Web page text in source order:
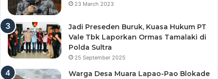
23 March 2023
Jadi Preseden Buruk, Kuasa Hukum PT
Vale Tbk Laporkan Ormas Tamalaki di
Polda Sultra
25 September 2025
Warga Desa Muara Lapao-Pao Blokade